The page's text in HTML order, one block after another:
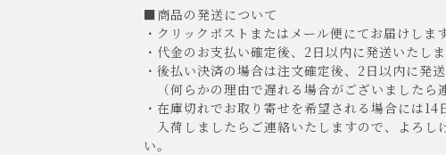
■商品の発送について
・クリックポストまたはメール便にてお届けします
・代金のお支払い確定後、2日以内に発送いたしま
・後払い決済の場合は注文確定後、2日以内に発送
（何らかの理由で遅れる場合がございましたら
・在庫切れでお取り寄せを希望される場合には14
入荷しましたらご連絡いたしますので、よろし
い。